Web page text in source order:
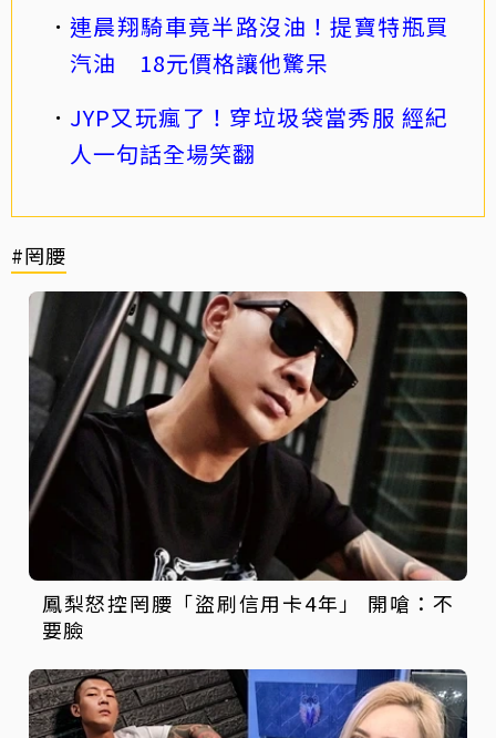
連晨翔騎車竟半路沒油！提寶特瓶買
汽油 18元價格讓他驚呆
JYP又玩瘋了！穿垃圾袋當秀服 經紀
人一句話全場笑翻
#罔腰
鳳梨怒控罔腰「盜刷信用卡4年」 開嗆：不
要臉